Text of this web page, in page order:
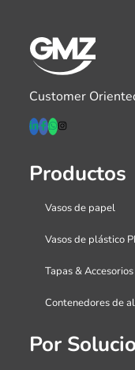
Customer
Productos
Vasos de papel
Vasos de plástico
Tapas & Accesorios
Contenedores de
Por